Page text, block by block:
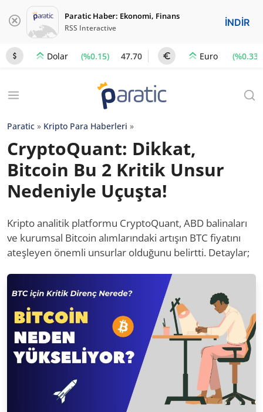
Paratic Haber: Ekonomi, Finans
RSS Interactive İNDİR
Dolar (%0.15) 47.70 Euro (%0.33)
Paratic » Kripto Para Haberleri »
CryptoQuant: Dikkat,
Bitcoin Bu 2 Kritik Unsur
Nedeniyle Uçuşta!
Kripto analitik platformu CryptoQuant, ABD balinaları
ve kurumsal Bitcoin alımlarındaki artışın BTC fiyatını
ateşleyen önemli unsurlar olduğunu belirtti. Detaylar;